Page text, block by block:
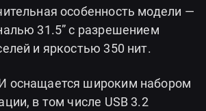
особенность модели —
31.5” с разрешением
и яркостью 350 нит.
оснащается широким набором
в том числе USB 3.2